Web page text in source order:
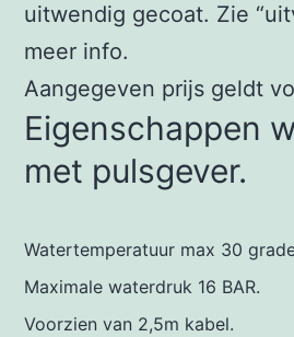
uitwendig gecoat. Zie
meer info.
Aangegeven prijs geldt
Eigenschappen
met pulsgever.
Watertemperatuur max 30
Maximale waterdruk 16 BAR.
Voorzien van 2,5m kabel.